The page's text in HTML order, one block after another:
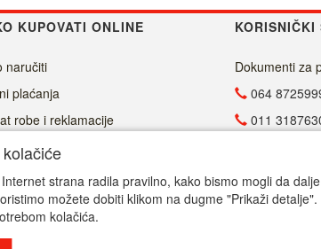
KUPOVATI ONLINE KORISNIČKI
naručiti
plaćanja
robe i reklamacije
Dokumenti za
064
011
Radno vreme
strana radila pravilno, kako bismo mogli da
možete dobiti klikom na dugme "Prikaži
kolačića.